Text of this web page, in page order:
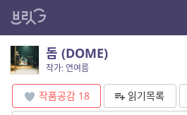
돔 (DOME)
작가: 연여름
작품공감 18 읽기목록